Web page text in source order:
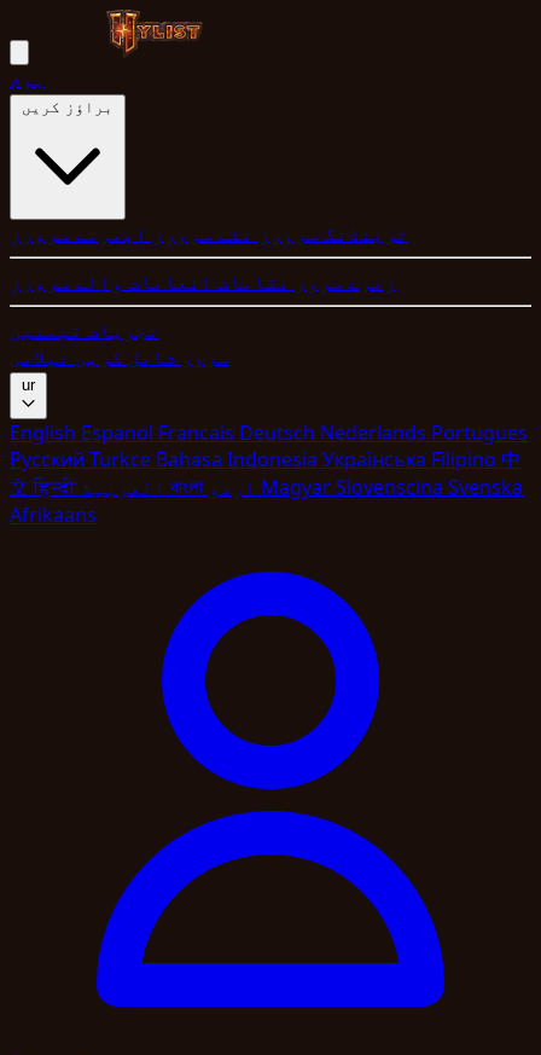
ہوم
ٹرینڈنگ سرورز نئے سرورز ابھرتے سرورز
زمرے سرور مقامات انعامات والے سرورز
تجزیات قیمتیں
سرور شامل کریں نیلامی
ur
English Espanol Francais Deutsch Nederlands Portugues
Pyccкий Turkce Bahasa Indonesia Укpaїнcькa Filipino 中
文हिन्दी العربيةবাংলা MagyarSlovenscina Svenska
Afrikaans